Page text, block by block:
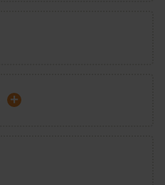
+